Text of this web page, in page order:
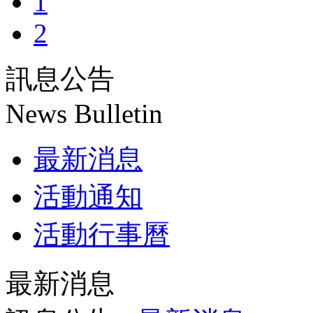
2
訊息公告
News Bulletin
最新消息
活動通知
活動行事曆
最新消息